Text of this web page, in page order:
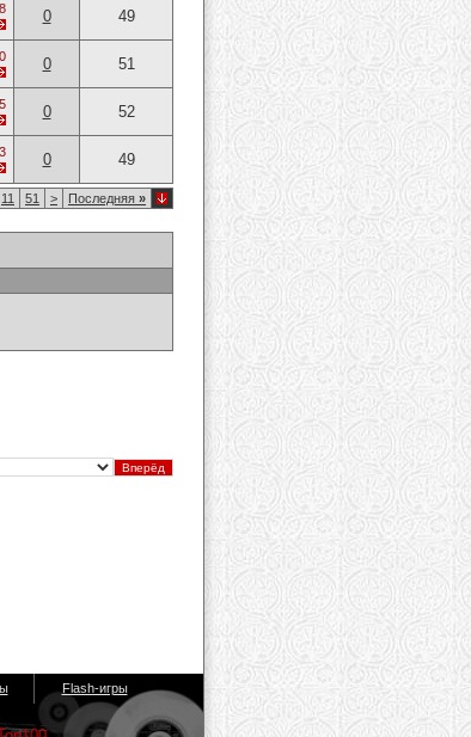
0 49
0 51
0 52
0 49
11 51 > Последняя »
Flash-игры